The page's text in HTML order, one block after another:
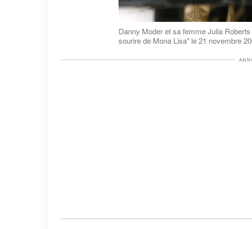
Danny Moder et sa femme Julia
sourire de Mona Lisa" le 21 novembre